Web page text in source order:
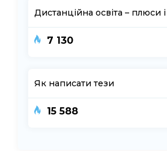
Дистанційна освіта – плюси
7 130
Як написати тези
15 588